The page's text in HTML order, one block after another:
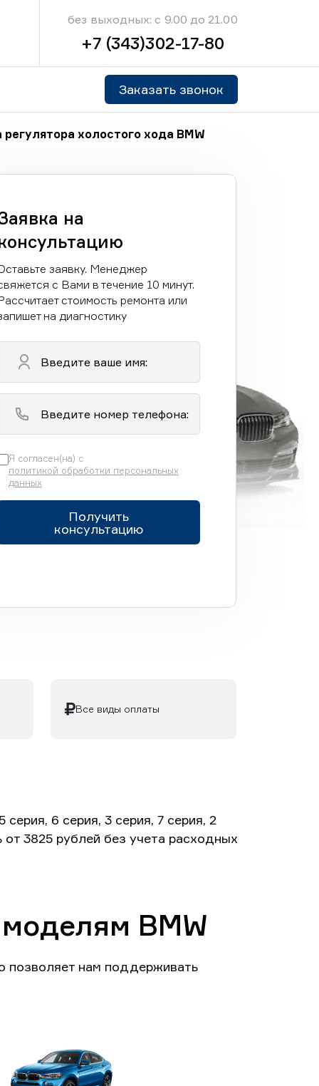
без выходных: с 9.00 до 21.00
+7 (343)302-17-80
Заказать звонок
холостого хода BMW
на
заявку. Менеджер
с Вами в течение 10 минут.
стоимость ремонта или
на диагностику
Я согласен(на) с
политикой обработки персональных
данных
Получить
консультацию
Все виды оплаты
6 серия, 3 серия, 7 серия, 2
3825 рублей без учета расходных
BMW
позволяет нам поддерживать